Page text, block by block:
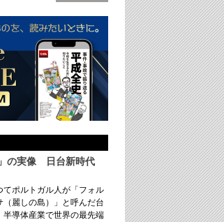
の実像 日台新時代
てポルトガル人が「フォル
（麗しの島）」と呼んだ台
半導体産業で世界の最先端